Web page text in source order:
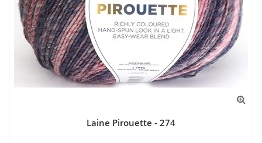
Laine Pirouette - 274